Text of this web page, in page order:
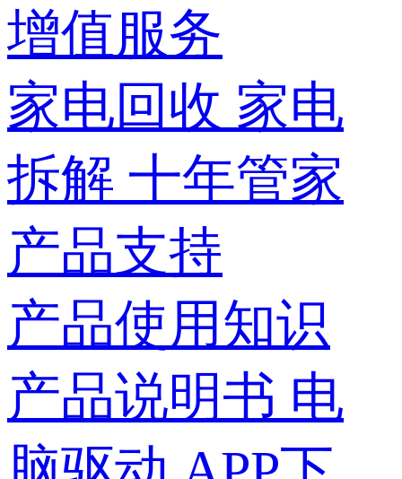
增值服务
家电回收 家电
拆解 十年管家
产品支持
产品使用知识
产品说明书 电